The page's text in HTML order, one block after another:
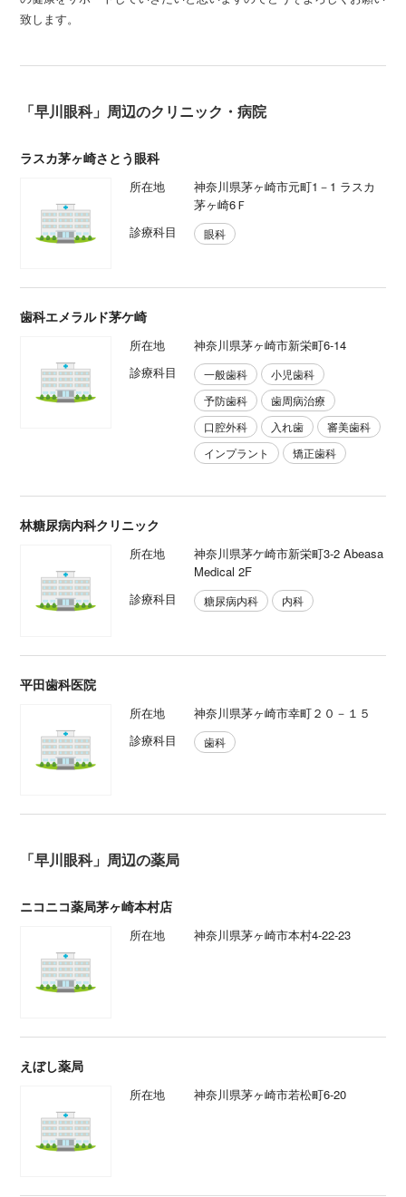
致します。
「早川眼科」周辺のクリニック・病院
ラスカ茅ヶ崎さとう眼科
所在地
神奈川県茅ヶ崎市元町1－1 ラスカ
茅ヶ崎6Ｆ
診療科目
眼科
歯科エメラルド茅ケ崎
所在地
神奈川県茅ヶ崎市新栄町6-14
診療科目
一般歯科
小児歯科
予防歯科
歯周病治療
口腔外科
入れ歯
審美歯科
インプラント
矯正歯科
林糖尿病内科クリニック
所在地
神奈川県茅ケ崎市新栄町3-2 Abeasa
Medical 2F
診療科目
糖尿病内科 内科
平田歯科医院
所在地
神奈川県茅ヶ崎市幸町２０－１５
診療科目
歯科
「早川眼科」周辺の薬局
ニコニコ薬局茅ヶ崎本村店
所在地 神奈川県茅ヶ崎市本村4-22-23
えぼし薬局
所在地 神奈川県茅ヶ崎市若松町6-20